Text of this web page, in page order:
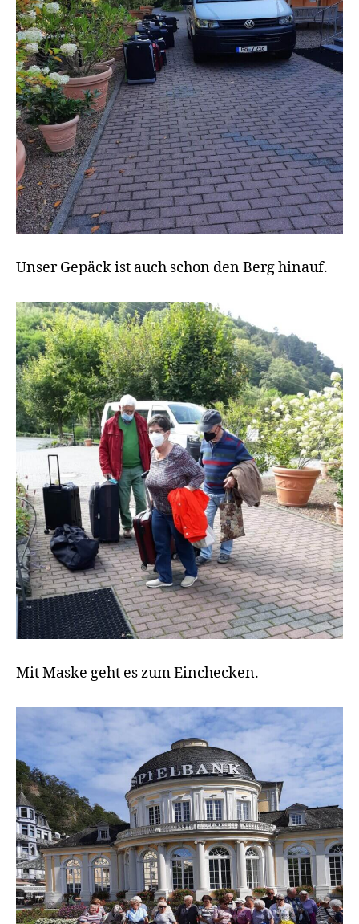
Unser Gepäck ist auch schon den Berg hinauf.
Mit Maske geht es zum Einchecken.